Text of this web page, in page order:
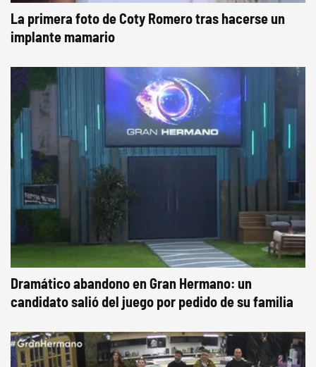
La primera foto de Coty Romero tras hacerse un
implante mamario
Dramático abandono en Gran Hermano: un
candidato salió del juego por pedido de su familia